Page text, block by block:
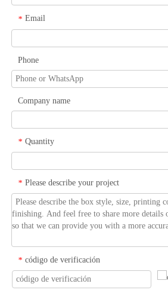
* Email
Phone
Company name
* Quantity
* Please describe your project
* código de verificación